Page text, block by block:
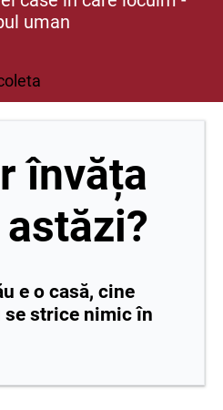
uman
învăța
e o casă, cine
se strice nimic în